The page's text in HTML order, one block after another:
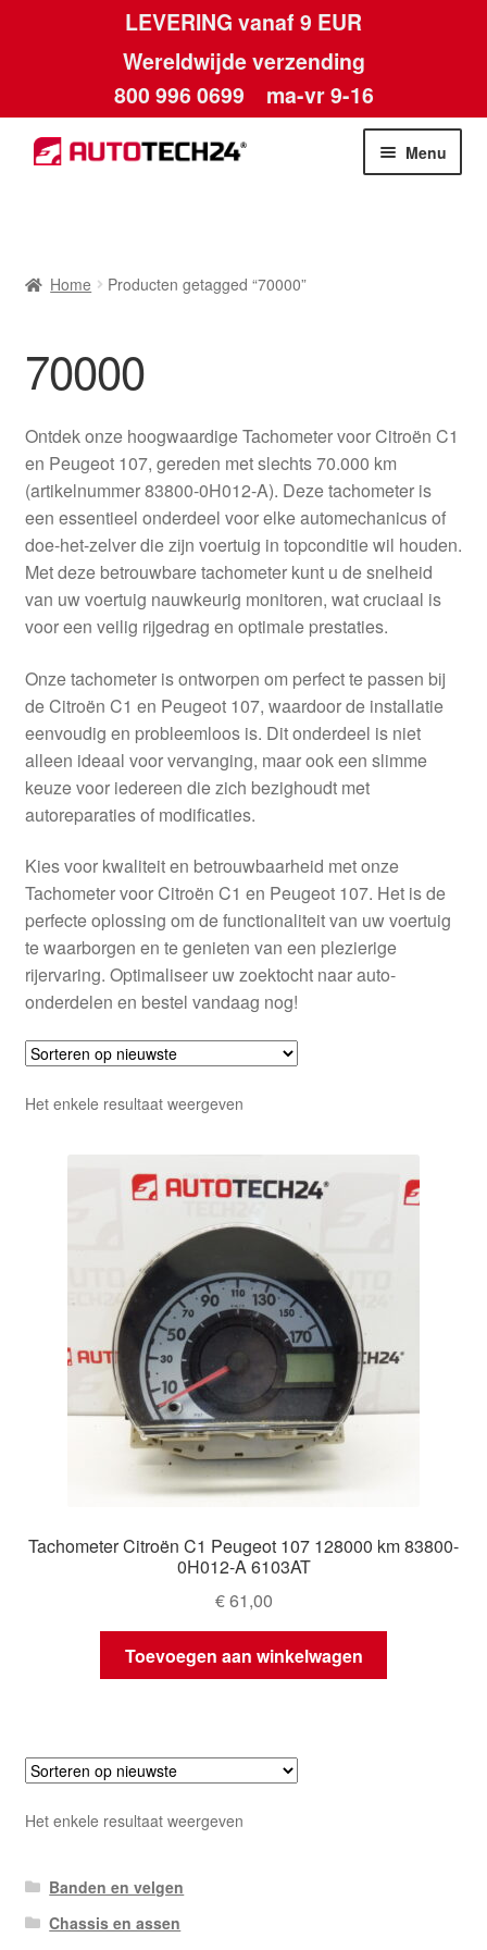
LEVERING vanaf 9 EUR
Wereldwijde verzending
800 996 0699 ma-vr 9-16
Ga
door
Ga
naar
Menu
Betalingen
Contact
Kassa
Klachten
Klachtenprocedure
Levering
Mijn account
Over ons
Wereldwijde verzending
Winkelwagen
Home Producten getagged “70000”
70000
Ontdek onze hoogwaardige Tachometer voor Citroën C1
en Peugeot 107, gereden met slechts 70.000 km
(artikelnummer 83800-0H012-A). Deze tachometer is
een essentieel onderdeel voor elke automechanicus of
doe-het-zelver die zijn voertuig in topconditie wil houden.
Met deze betrouwbare tachometer kunt u de snelheid
van uw voertuig nauwkeurig monitoren, wat cruciaal is
voor een veilig rijgedrag en optimale prestaties.
Onze tachometer is ontworpen om perfect te passen bij
de Citroën C1 en Peugeot 107, waardoor de installatie
eenvoudig en probleemloos is. Dit onderdeel is niet
alleen ideaal voor vervanging, maar ook een slimme
keuze voor iedereen die zich bezighoudt met
autoreparaties of modificaties.
Kies voor kwaliteit en betrouwbaarheid met onze
Tachometer voor Citroën C1 en Peugeot 107. Het is de
perfecte oplossing om de functionaliteit van uw voertuig
te waarborgen en te genieten van een plezierige
rijervaring. Optimaliseer uw zoektocht naar auto-
onderdelen en bestel vandaag nog!
Het enkele resultaat weergeven
Tachometer Citroën C1 Peugeot 107 128000 km 83800-
0H012-A 6103AT
€61,00
Toevoegen aan winkelwagen
Het enkele resultaat weergeven
Banden en velgen
Chassis en assen